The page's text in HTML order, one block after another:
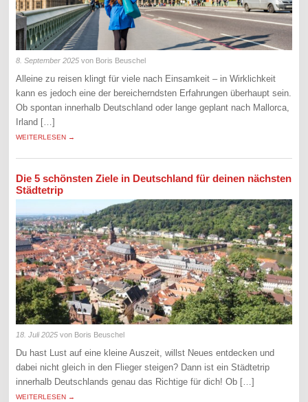
8. September 2025 von Boris Beuschel
Alleine zu reisen klingt für viele nach Einsamkeit – in Wirklichkeit
kann es jedoch eine der bereicherndsten Erfahrungen überhaupt sein.
Ob spontan innerhalb Deutschland oder lange geplant nach Mallorca,
Irland […]
WEITERLESEN →
Die 5 schönsten Ziele in Deutschland für deinen nächsten
Städtetrip
18. Juli 2025 von Boris Beuschel
Du hast Lust auf eine kleine Auszeit, willst Neues entdecken und
dabei nicht gleich in den Flieger steigen? Dann ist ein Städtetrip
innerhalb Deutschlands genau das Richtige für dich! Ob […]
WEITERLESEN →